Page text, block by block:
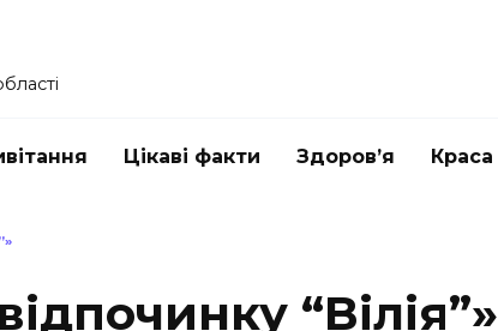
Цікаві факти Здоров’я Краса
“Вілія”»